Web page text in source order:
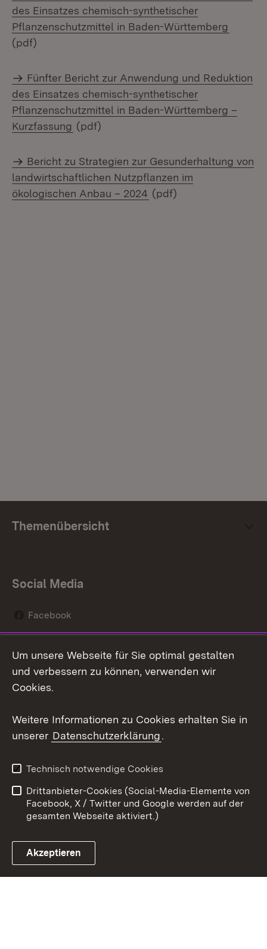
des Einsatzes chemisch-synthetischer
Pflanzenschutzmittel in Baden-Württemberg
(pdf)
Fünfter Bericht zur Anwendung und Reduktion
des Einsatzes chemisch-synthetischer
Pflanzenschutzmittel in Baden-Württemberg –
Kurzfassung (pdf)
Bericht zu Strategien zur Gesunderhaltung von
landwirtschaftlichen Nutzpflanzen im
ökologischen Anbau – 2024 (pdf)
Themenübersicht
Social Media
Facebook
Social Wall
Youtube
Link zum Landesportal
Kontakt
Datenschutz
Barrierefreiheit
Impressum Cookies
Um unsere Webseite für Sie optimal gestalten
und verbessern zu können, verwenden wir
Cookies.
Weitere Informationen zu Cookies erhalten Sie in
unserer Datenschutzerklärung.
Technisch notwendige Cookies
Drittanbieter-Cookies (Social-Media-Elemente von
Facebook, X / Twitter und Google werden auf der
gesamten Webseite aktiviert.)
Akzeptieren